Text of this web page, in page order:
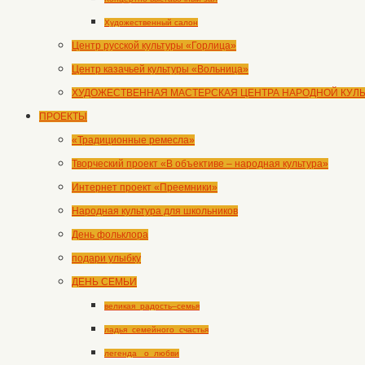
Художественный салон
Центр русской культуры «Горлица»
Центр казачьей культуры «Вольница»
ХУДОЖЕСТВЕННАЯ МАСТЕРСКАЯ ЦЕНТРА НАРОДНОЙ
ПРОЕКТЫ
«Традиционные ремесла»
Творческий проект «В объективе – народная культура»
Интернет проект «Преемники»
Народная культура для школьников
День фольклора
подари улыбку
ДЕНЬ СЕМЬИ
великая_радость–семья
ладья_семейного_счастья
легенда _о_любви